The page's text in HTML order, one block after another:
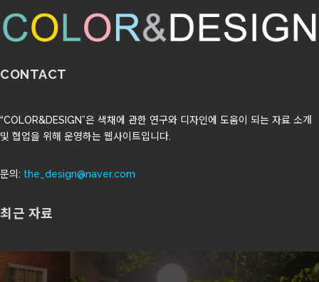
CONTACT
“COLOR&DESIGN”은 색채에 관한 연구와 디자인에 도움이 되는 자료 소개
및 협업을 위해 운영하는 웹사이트입니다.
문의: the_design@naver.com
최근 자료